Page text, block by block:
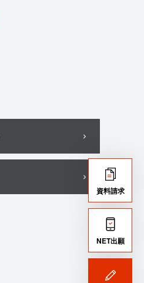
資料請求
NET出願